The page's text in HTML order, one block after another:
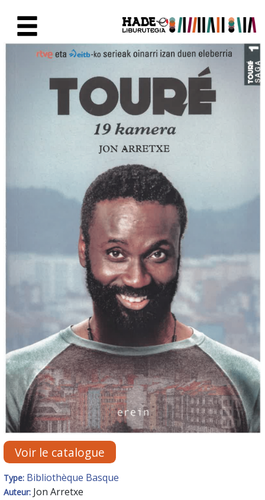
Fiche de Nouveaux Livres -
Voir le catalogue
Type: Bibliothèque Basque
Auteur: Jon Arretxe